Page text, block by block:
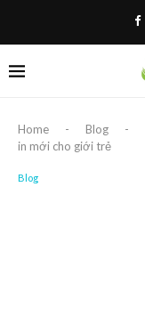
Home - Blog -
in mới cho giới trẻ
Blog